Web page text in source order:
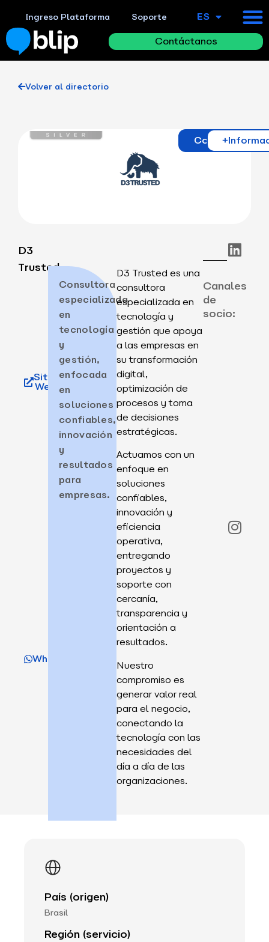
Ingreso Plataforma Soporte ES
EN
Contáctanos
Volver al directorio
Contacto
D3
Trusted
Sitio
Web
WhatsApp
Consultora
especializada
en
tecnología
y
gestión,
enfocada
en
soluciones
confiables,
innovación
y
resultados
para
empresas.
D3 Trusted es una
consultora
especializada en
tecnología y
gestión que apoya
a las empresas en
su transformación
digital,
optimización de
procesos y toma
de decisiones
estratégicas.
Actuamos con un
enfoque en
soluciones
confiables,
innovación y
eficiencia
operativa,
entregando
proyectos y
soporte con
cercanía,
transparencia y
orientación a
resultados.
Nuestro
compromiso es
generar valor real
para el negocio,
conectando la
tecnología con las
necesidades del
día a día de las
organizaciones.
Canales
de
socio:
País (origen)
Brasil
Región (servicio)